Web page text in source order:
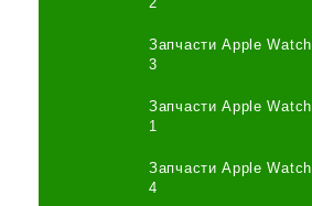
Запчасти Apple Watch
3
Запчасти Apple Watch
1
Запчасти Apple Watch
4